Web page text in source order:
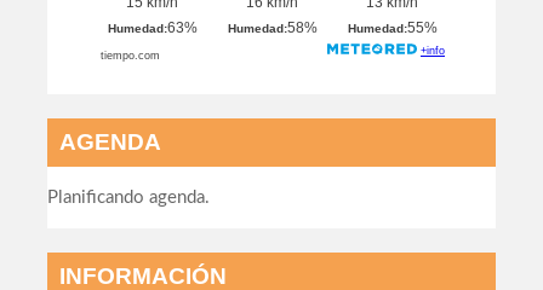
AGENDA
Planificando agenda.
INFORMACIÓN